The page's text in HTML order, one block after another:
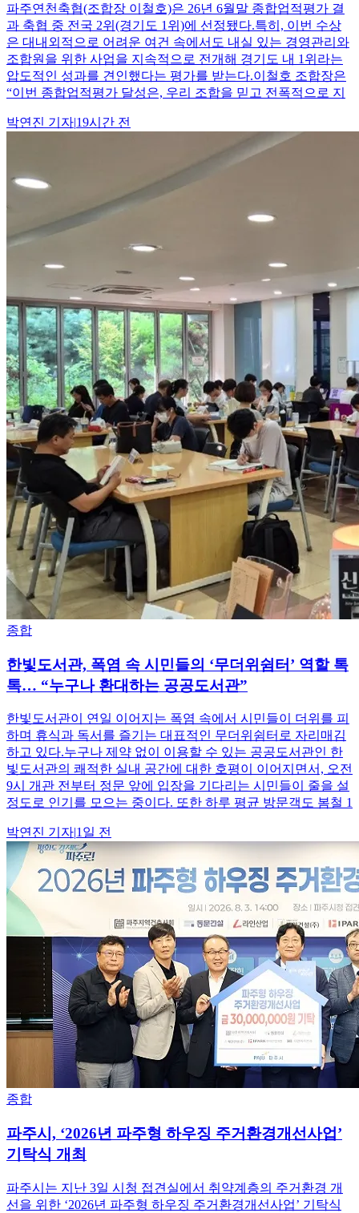
파주연천축협(조합장 이철호)은 26년 6월말 종합업적평가 결
과 축협 중 전국 2위(경기도 1위)에 선정됐다.특히, 이번 수상
은 대내외적으로 어려운 여건 속에서도 내실 있는 경영관리와
조합원을 위한 사업을 지속적으로 전개해 경기도 내 1위라는
압도적인 성과를 견인했다는 평가를 받는다.이철호 조합장은
“이번 종합업적평가 달성은, 우리 조합을 믿고 전폭적으로 지
박연진 기자|19시간 전
종합
한빛도서관, 폭염 속 시민들의 ‘무더위쉼터’ 역할 톡
톡… “누구나 환대하는 공공도서관”
한빛도서관이 연일 이어지는 폭염 속에서 시민들이 더위를 피
하며 휴식과 독서를 즐기는 대표적인 무더위쉼터로 자리매김
하고 있다.누구나 제약 없이 이용할 수 있는 공공도서관인 한
빛도서관의 쾌적한 실내 공간에 대한 호평이 이어지면서, 오전
9시 개관 전부터 정문 앞에 입장을 기다리는 시민들이 줄을 설
정도로 인기를 모으는 중이다. 또한 하루 평균 방문객도 봄철 1
박연진 기자|1일 전
종합
파주시, ‘2026년 파주형 하우징 주거환경개선사업’
기탁식 개최
파주시는 지난 3일 시청 접견실에서 취약계층의 주거환경 개
선을 위한 ‘2026년 파주형 하우징 주거환경개선사업’ 기탁식